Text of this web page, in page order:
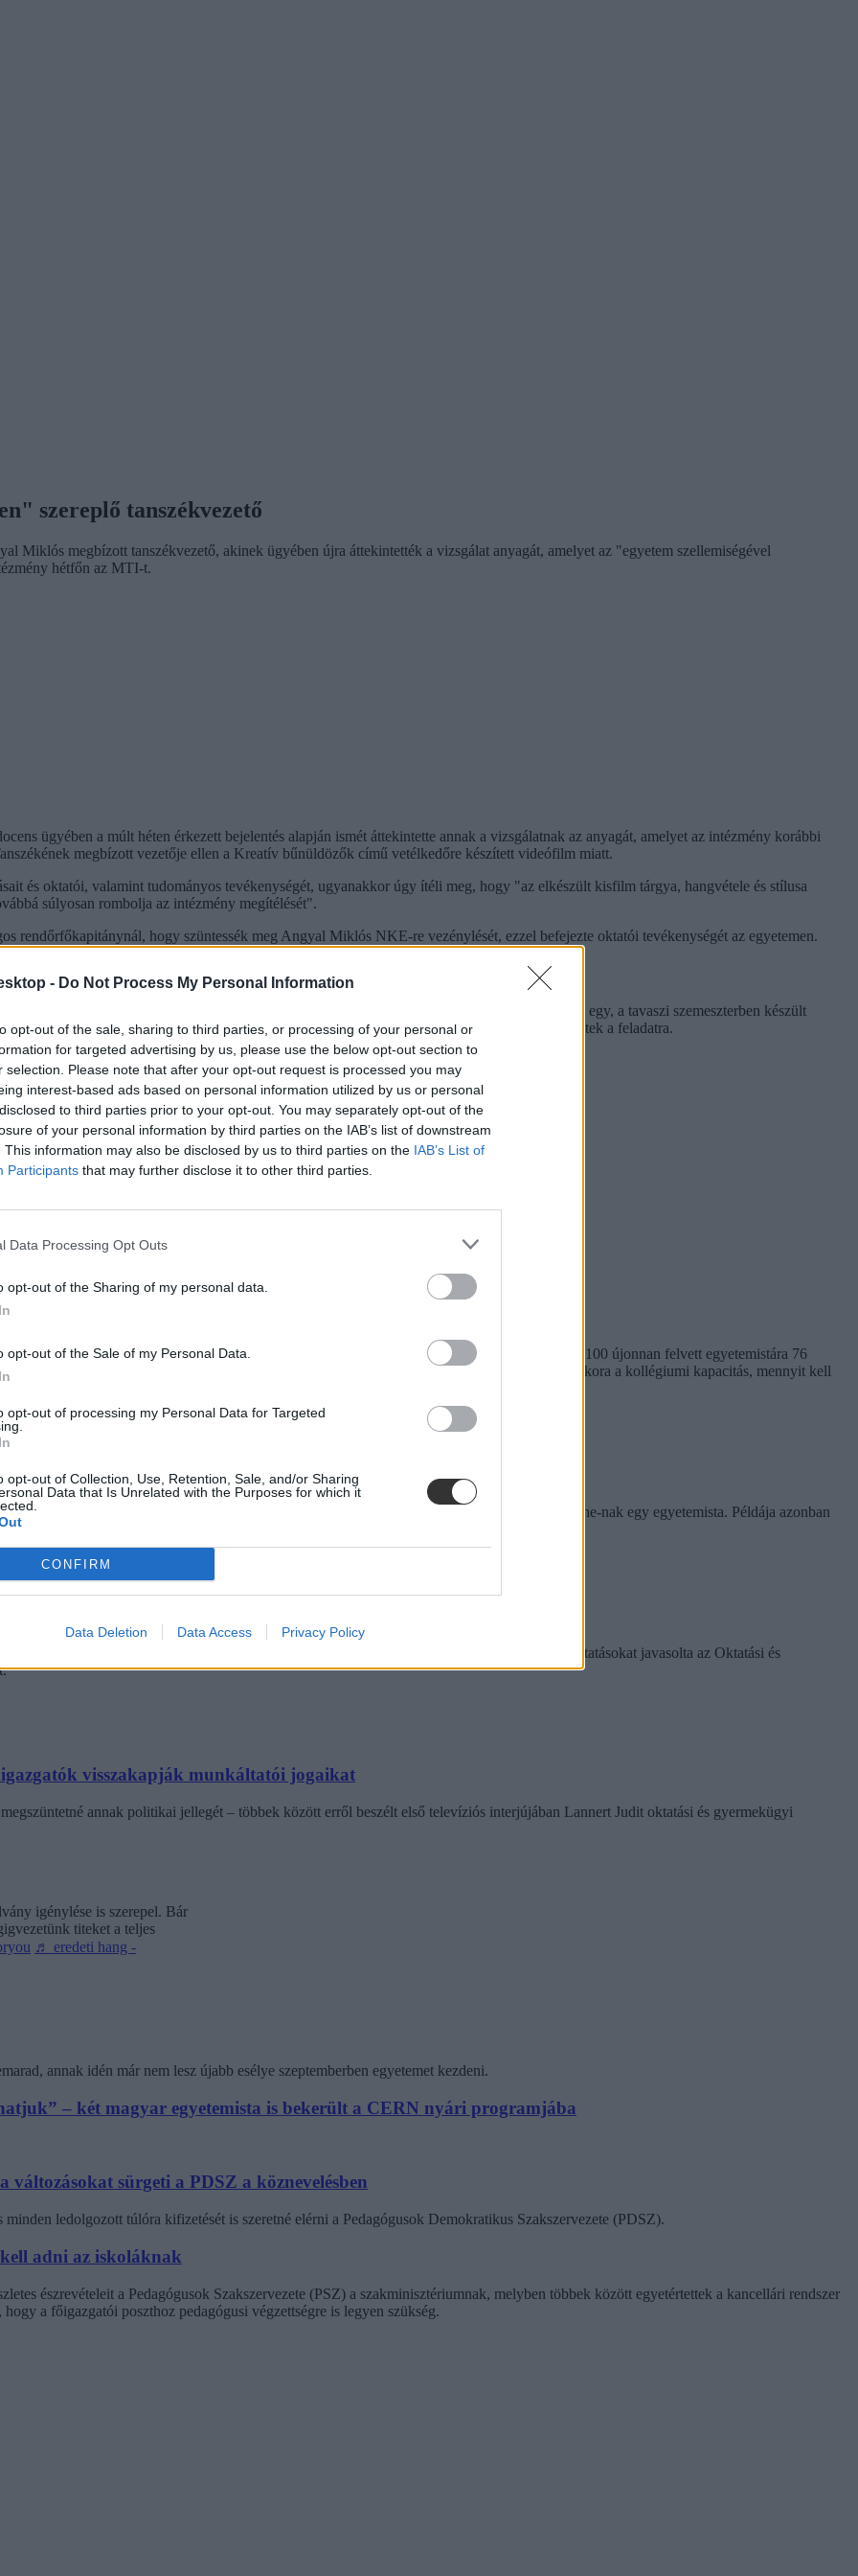
- Do Not Process My Personal Information
opt-out of the sale, sharing to third parties, or processing of your personal or
for targeted advertising by us, please use the below opt-out section to
selection. Please note that after your opt-out request is processed you may
interest-based ads based on personal information utilized by us or personal
to third parties prior to your opt-out. You may separately opt-out of the
of your personal information by third parties on the IAB’s list of downstream
This information may also be disclosed by us to third parties on the IAB’s List of
Participants that may further disclose it to other third parties.
Data Processing Opt Outs
opt-out of the Sharing of my personal data.
opt-out of the Sale of my Personal Data.
opt-out of processing my Personal Data for Targeted
opt-out of Collection, Use, Retention, Sale, and/or Sharing
Data that Is Unrelated with the Purposes for which it
CONFIRM
Data Deletion Data Access Privacy Policy
szereplő tanszékvezető
Miklós megbízott tanszékvezető, akinek ügyében újra áttekintették a vizsgálat anyagát, amelyet az "egyetem szellemiségével
hétfőn az MTI-t.
ügyében a múlt héten érkezett bejelentés alapján ismét áttekintette annak a vizsgálatnak az anyagát, amelyet az intézmény korábbi
megbízott vezetője ellen a Kreatív bűnüldözők című vetélkedőre készített videófilm miatt.
és oktatói, valamint tudományos tevékenységét, ugyanakkor úgy ítéli meg, hogy "az elkészült kisfilm tárgya, hangvétele és stílusa
súlyosan rombolja az intézmény megítélését".
rendőrfőkapitánynál, hogy szüntessék meg Angyal Miklós NKE-re vezénylését, ezzel befejezte oktatói tevékenységét az egyetemen.
hallgatója. Indulatokat keltett a Nemzeti Közszolgálati Egyetem Rendészettudományi Karán egy, a tavaszi szemeszterben készült
szavakkal dobálózva adnak elő egy jelenetet" - írja az Átlátszó. A hallgatók önként jelentkeztek a feladatra.
mint ahány kollégiumi férőhely összesen van
hány kollégiumi férőhely jut a hallgatókra, a térítési díj összege sem egységes. Míg a BME-n 100 újonnan felvett egyetemistára 76
9300 és 25 500 forint között mozognak a vizsgált intézményekben. Megnéztük, hol mekkora a kollégiumi kapacitás, mennyit kell
– több mint százezer levelezős hallgatót érinthet a szabály
hallgató vagyok, egyből húzni kezdték a szájukat” – számolt be tapasztalatairól az Eduline-nak egy egyetemista. Példája azonban
dönthetnének az iskolaérettségről
az iskolaérettségről, és az oviKRÉTA is átalakulhat. Többek között ezeket a változtatásokat javasolta az Oktatási és
visszakapják munkáltatói jogaikat
annak politikai jellegét – többek között erről beszélt első televíziós interjújában Lannert Judit oktatási és gyermekügyi
igénylése is szerepel. Bár
titeket a teljes
♬ eredeti hang -
annak idén már nem lesz újabb esélye szeptemberben egyetemet kezdeni.
– két magyar egyetemista is bekerült a CERN nyári programjába
sürgeti a PDSZ a köznevelésben
ledolgozott túlóra kifizetését is szeretné elérni a Pedagógusok Demokratikus Szakszervezete (PDSZ).
kell adni az iskoláknak
észrevételeit a Pedagógusok Szakszervezete (PSZ) a szakminisztériumnak, melyben többek között egyetértettek a kancellári rendszer
a főigazgatói poszthoz pedagógusi végzettségre is legyen szükség.